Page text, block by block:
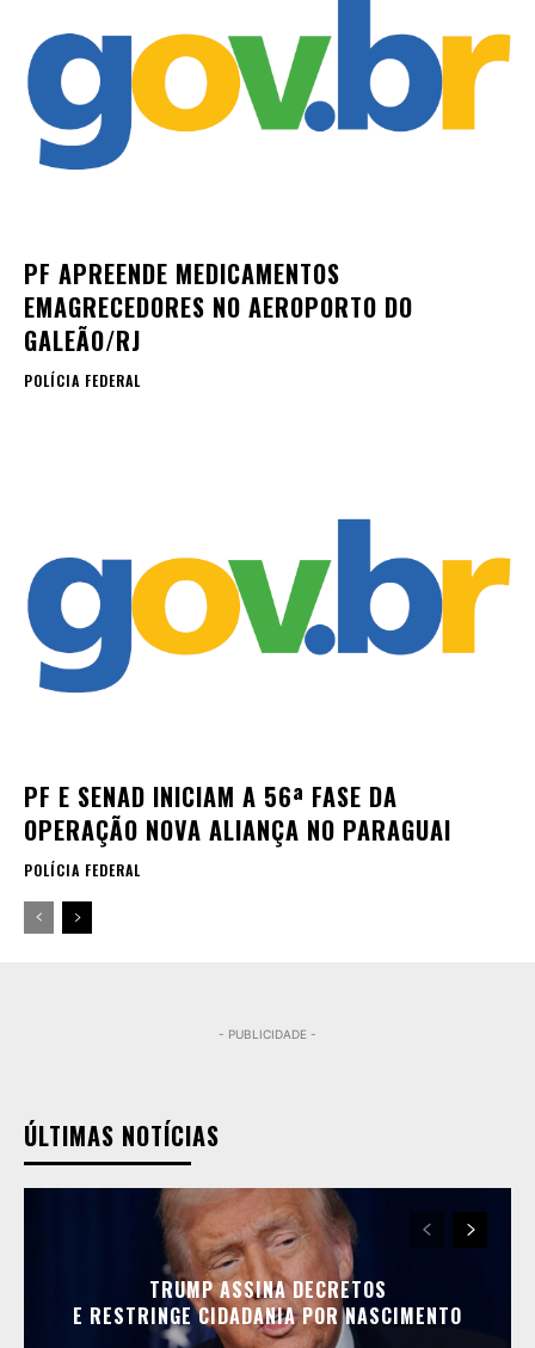
PF APREENDE MEDICAMENTOS
EMAGRECEDORES NO AEROPORTO DO
GALEÃO/RJ
POLÍCIA FEDERAL
PF E SENAD INICIAM A 56ª FASE DA
OPERAÇÃO NOVA ALIANÇA NO PARAGUAI
POLÍCIA FEDERAL
- PUBLICIDADE -
ÚLTIMAS NOTÍCIAS
TRUMP ASSINA DECRETOS
E RESTRINGE CIDADANIA POR NASCIMENTO